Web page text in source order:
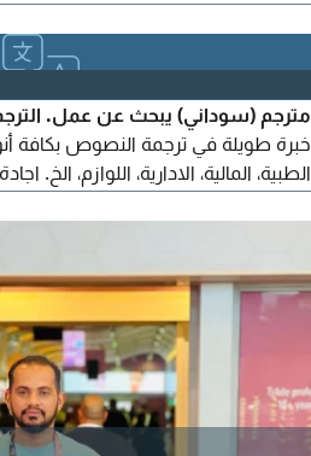
ليسانس لغات وترجمة ألماني. انجليزي
مترجم (سوداني) يبحث عن عمل.
خبرة طويلة في ترجمة النصوص بكافة
الطبية، المالية، الادارية، اللوازم، الخ.
من مؤسسات حكومية وغير حكومية
القيام بأعمال ادارية متنوعة. خبرة